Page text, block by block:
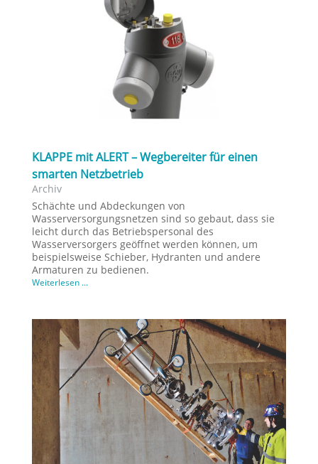
KLAPPE mit ALERT – Wegbereiter für einen
smarten Netzbetrieb
Archiv
Schächte und Abdeckungen von
Wasserversorgungsnetzen sind so gebaut, dass sie
leicht durch das Betriebspersonal des
Wasserversorgers geöffnet werden können, um
beispielsweise Schieber, Hydranten und andere
Armaturen zu bedienen.
Weiterlesen ...